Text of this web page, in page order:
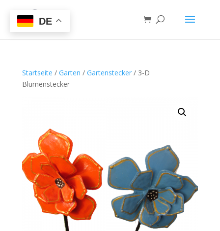
Startseite / Garten / Gartenstecker/ 3-D
Blumenstecker
DE